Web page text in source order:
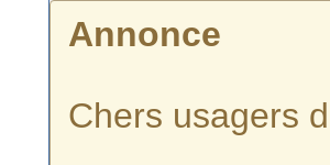
Annonce
Chers usagers